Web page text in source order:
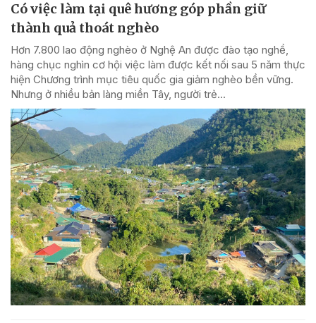
Có việc làm tại quê hương góp phần giữ
thành quả thoát nghèo
Hơn 7.800 lao động nghèo ở Nghệ An được đào tạo nghề,
hàng chục nghìn cơ hội việc làm được kết nối sau 5 năm thực
hiện Chương trình mục tiêu quốc gia giảm nghèo bền vững.
Nhưng ở nhiều bản làng miền Tây, người trẻ...